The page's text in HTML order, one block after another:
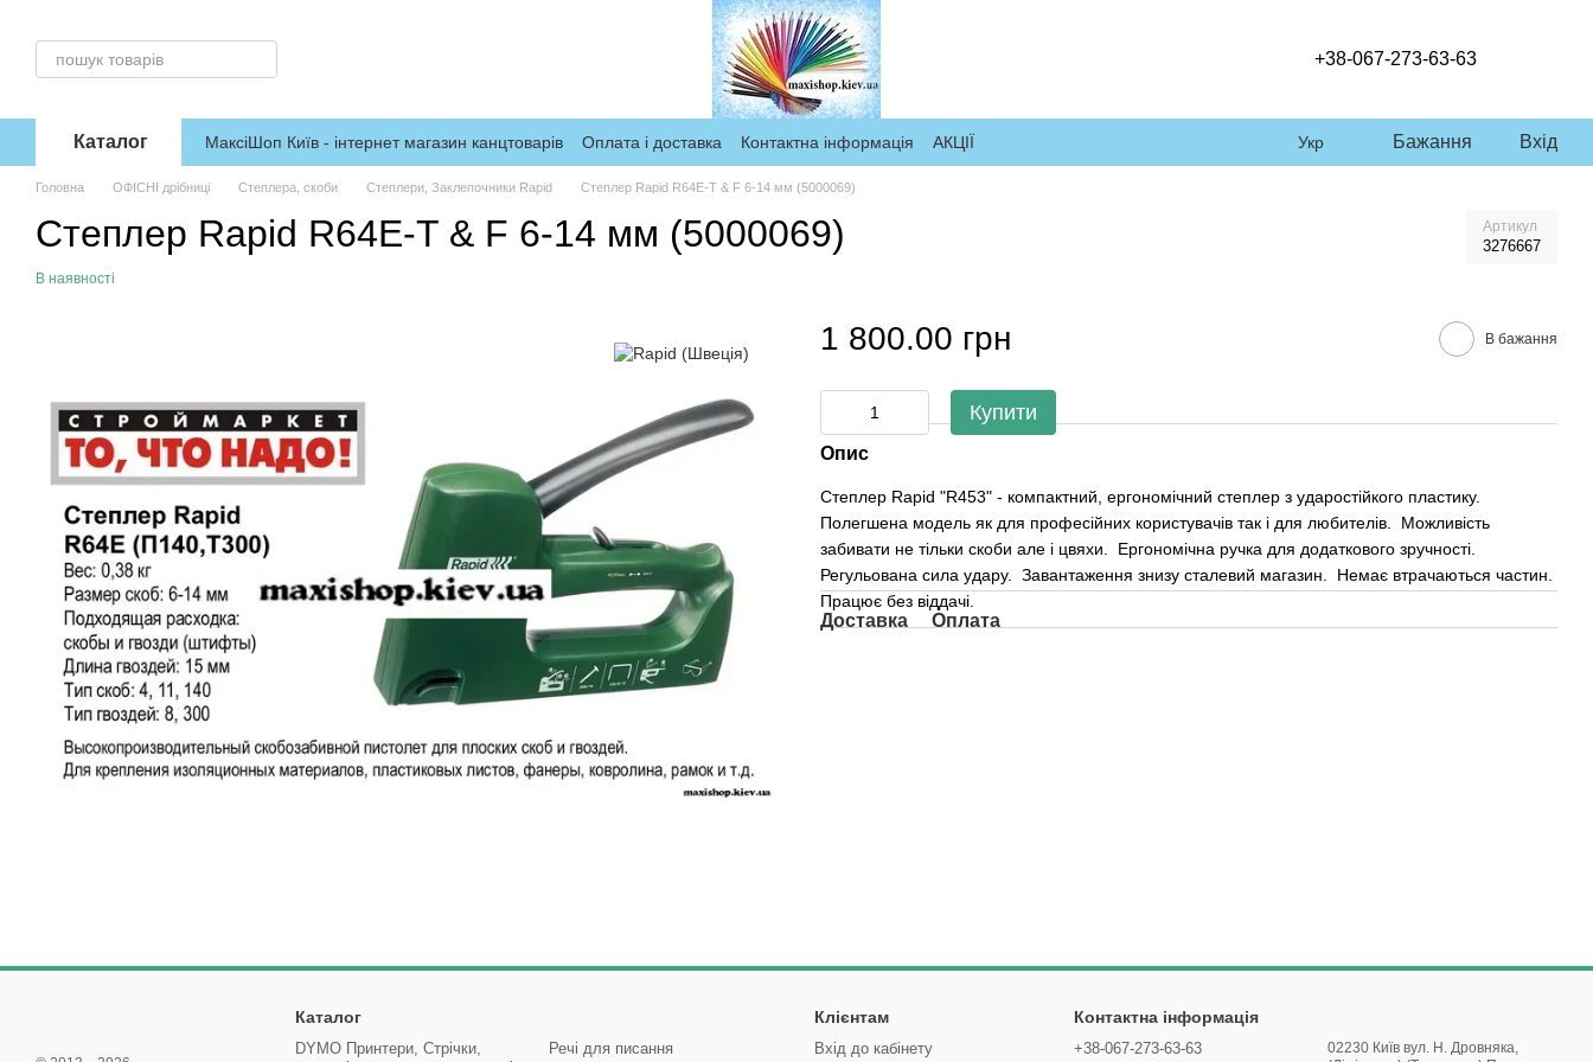
+38-067-273-63-63
Каталог МаксіШоп Київ - інтернет магазин канцтоварів Оплата і доставка Контактна інформація АКЦІЇ Укр Бажання Вхід
Головна ОФІСНІ дрібниці Степлера, скоби Степлери, Заклепочники Rapid Степлер Rapid R64E-T & F 6-14 мм (5000069)
Степлер Rapid R64E-T & F 6-14 мм (5000069) Артикул
3276667
В наявності
1 800.00 грн В бажання
Купити
Опис
Степлер Rapid "R453" - компактний, ергономічний степлер з ударостійкого пластику.
Полегшена модель як для професійних користувачів так і для любителів. Можливість
забивати не тільки скоби але і цвяхи. Ергономічна ручка для додаткового зручності.
Регульована сила удару. Завантаження знизу сталевий магазин. Немає втрачаються частин.
Працює без віддачі.
Доставка Оплата
Каталог
DYMO Принтери, Стрічки,
Речі для писання
Клієнтам
Вхід до кабінету
Контактна інформація
+38-067-273-63-63
02230 Київ вул. Н. Дровняка,